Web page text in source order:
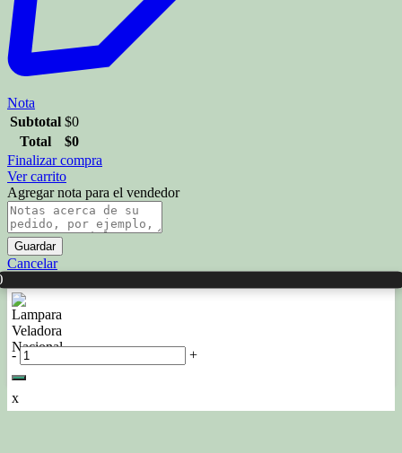
Nota
Subtotal $0
Total
$0
Finalizar compra
Ver carrito
Agregar nota para el vendedor
Guardar
Cancelar
- +
x